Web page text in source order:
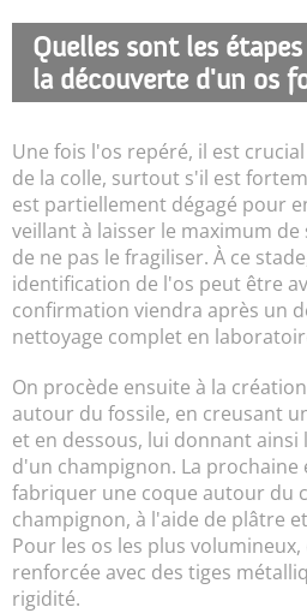
Quelles sont les
la découverte d'un os
Une fois l'os repéré, il est
de la colle, surtout s'il est
est partiellement dégagé pour
veillant à laisser le maximum
de ne pas le fragiliser. À ce
identification de l'os peut être
confirmation viendra après un
nettoyage complet en
On procède ensuite à la
autour du fossile, en creusant
et en dessous, lui donnant
d'un champignon. La prochaine
fabriquer une coque autour du
champignon, à l'aide de plâtre
Pour les os les plus
renforcée avec des tiges
rigidité.